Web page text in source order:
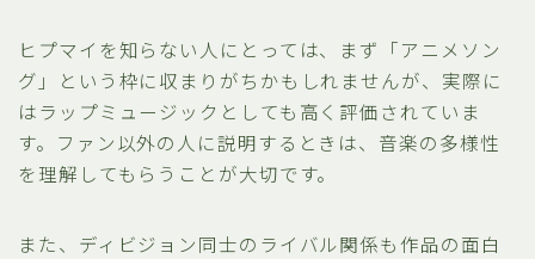
ヒプマイを知らない人にとっては、まず「アニメソン
グ」という枠に収まりがちかもしれませんが、実際に
はラップミュージックとしても高く評価されていま
す。ファン以外の人に説明するときは、音楽の多様性
を理解してもらうことが大切です。
また、ディビジョン同士のライバル関係も作品の面白